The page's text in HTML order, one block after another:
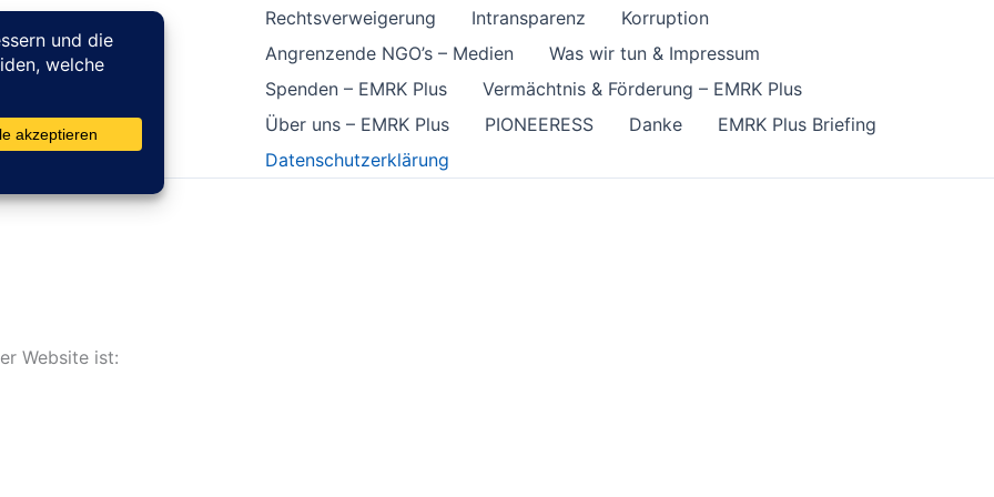
und
Rechtsverweigerung Intransparenz
Korruption
Angrenzende NGO’s – Medien
Was wir tun & Impressum
Spenden – EMRK Plus
Vermächtnis & Förderung – EMRK Plus
Über uns – EMRK Plus
PIONEERESS Danke
EMRK Plus Briefing
Datenschutzerklärung
Website ist: